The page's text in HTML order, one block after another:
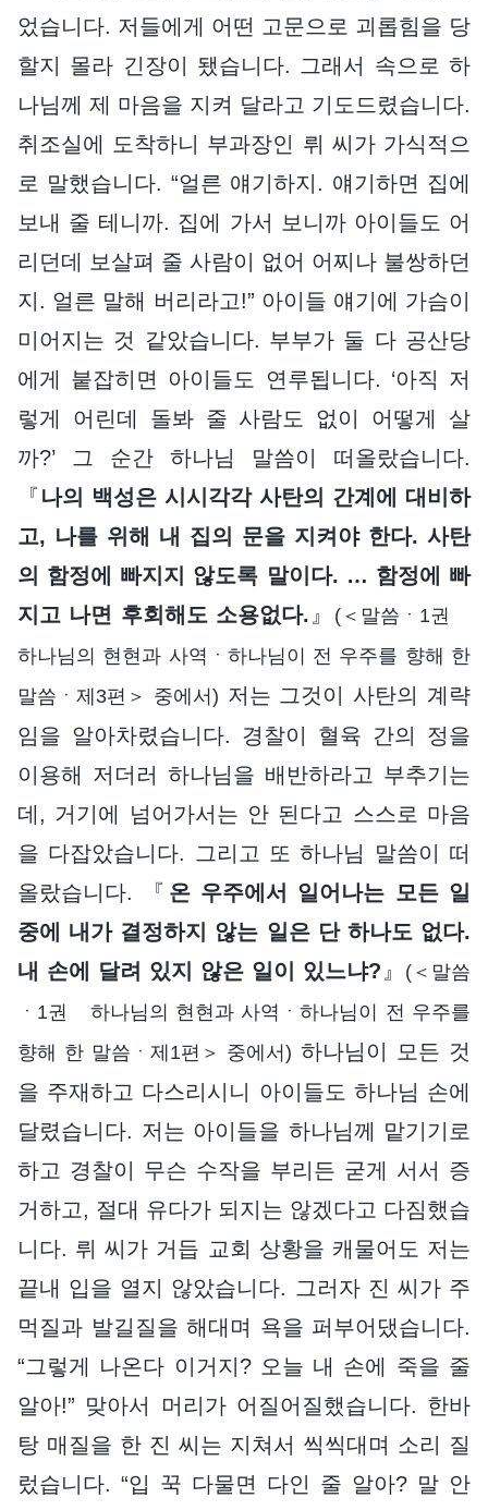
었습니다. 저들에게 어떤 고문으로 괴롭힘을 당
할지 몰라 긴장이 됐습니다. 그래서 속으로 하
나님께 제 마음을 지켜 달라고 기도드렸습니다.
취조실에 도착하니 부과장인 뤼 씨가 가식적으
로 말했습니다. “얼른 얘기하지. 얘기하면 집에
보내 줄 테니까. 집에 가서 보니까 아이들도 어
리던데 보살펴 줄 사람이 없어 어찌나 불쌍하던
지. 얼른 말해 버리라고!” 아이들 얘기에 가슴이
미어지는 것 같았습니다. 부부가 둘 다 공산당
에게 붙잡히면 아이들도 연루됩니다. ‘아직 저
렇게 어린데 돌봐 줄 사람도 없이 어떻게 살
까?’ 그 순간 하나님 말씀이 떠올랐습니다.
『 나의 백성은 시시각각 사탄의 간계에 대비하
고, 나를 위해 내 집의 문을 지켜야 한다. 사탄
의 함정에 빠지지 않도록 말이다. … 함정에 빠
지고 나면 후회해도 소용없다. 』
(＜말씀ㆍ1권
하나님의 현현과 사역ㆍ하나님이 전 우주를 향해 한
말씀ㆍ제3편＞ 중에서) 저는 그것이 사탄의 계략
임을 알아차렸습니다. 경찰이 혈육 간의 정을
이용해 저더러 하나님을 배반하라고 부추기는
데, 거기에 넘어가서는 안 된다고 스스로 마음
을 다잡았습니다. 그리고 또 하나님 말씀이 떠
올랐습니다. 『 온 우주에서 일어나는 모든 일
중에 내가 결정하지 않는 일은 단 하나도 없다.
내 손에 달려 있지 않은 일이 있느냐? 』 (＜말씀
ㆍ1권 하나님의 현현과 사역ㆍ하나님이 전 우주를
향해 한 말씀ㆍ제1편＞ 중에서) 하나님이 모든 것
을 주재하고 다스리시니 아이들도 하나님 손에
달렸습니다. 저는 아이들을 하나님께 맡기기로
하고 경찰이 무슨 수작을 부리든 굳게 서서 증
거하고, 절대 유다가 되지는 않겠다고 다짐했습
니다. 뤼 씨가 거듭 교회 상황을 캐물어도 저는
끝내 입을 열지 않았습니다. 그러자 진 씨가 주
먹질과 발길질을 해대며 욕을 퍼부어댔습니다.
“그렇게 나온다 이거지? 오늘 내 손에 죽을 줄
알아!” 맞아서 머리가 어질어질했습니다. 한바
탕 매질을 한 진 씨는 지쳐서 씩씩대며 소리 질
렀습니다. “입 꾹 다물면 다인 줄 알아? 말 안